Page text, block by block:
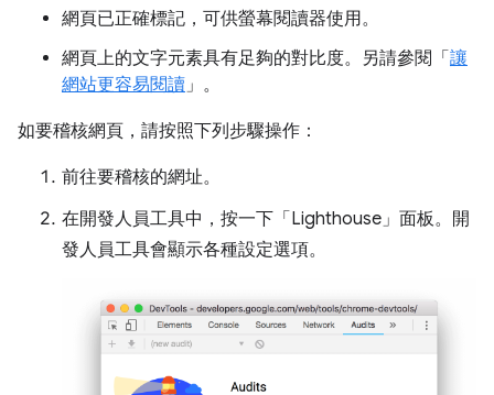
網頁已正確標記，可供螢幕閱讀器使用。
網頁上的文字元素具有足夠的對比度。另請參閱「 讓
網站更容易閱讀」。
如要稽核網頁，請按照下列步驟操作：
前往要稽核的網址。
在開發人員工具中，按一下「Lighthouse」 面板。開
發人員工具會顯示各種設定選項。